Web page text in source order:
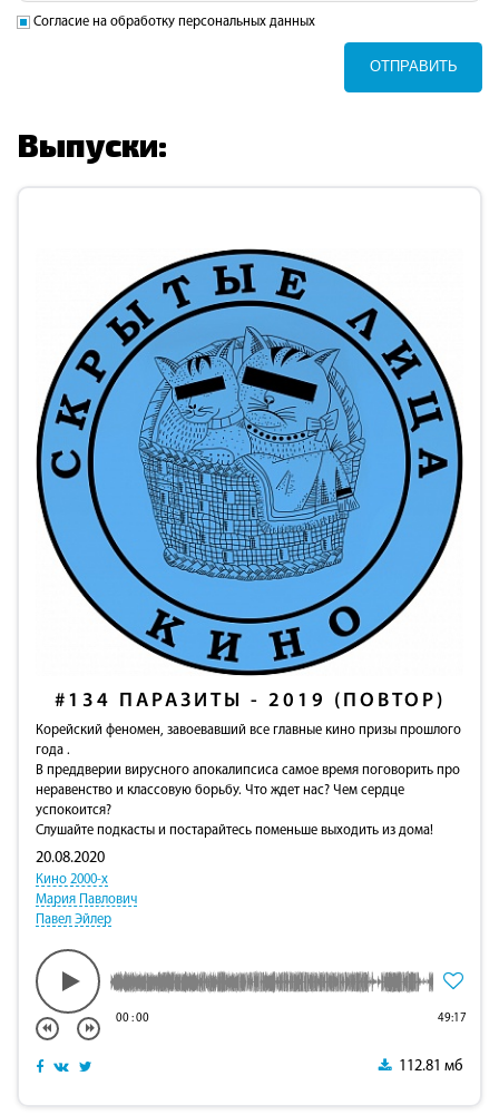
Согласие на обработку персональных данных
ОТПРАВИТЬ
Выпуски:
#134 ПАРАЗИТЫ - 2019 (ПОВТОР)
Корейский феномен, завоевавший все главные кино призы прошлого
года .
В преддверии вирусного апокалипсиса самое время поговорить про
неравенство и классовую борьбу. Что ждет нас? Чем сердце
успокоится?
Слушайте подкасты и постарайтесь поменьше выходить из дома!
20.08.2020
Кино 2000-х
Мария Павлович
Павел Эйлер
00:00 49:17
112.81 мб